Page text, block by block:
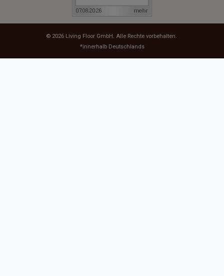
© 2026 Living Floor GmbH . Alle Rechte vorbehalten.
*innerhalb Deutschlands